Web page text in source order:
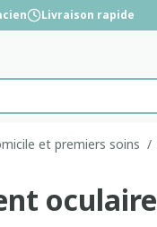
Livraison rapide
et premiers soins /
oculaire